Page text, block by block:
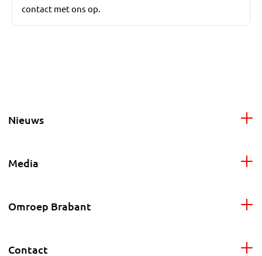
contact met ons op.
Nieuws
Media
Omroep Brabant
Contact